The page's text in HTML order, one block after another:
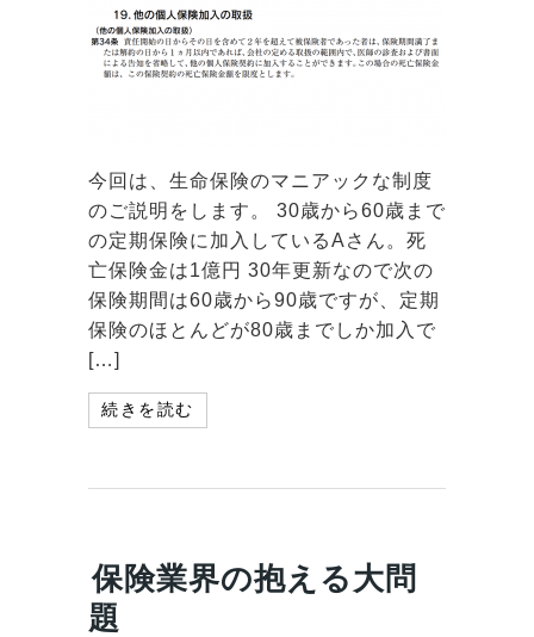
今回は、生命保険のマニアックな制度
のご説明をします。 30歳から60歳まで
の定期保険に加入しているAさん。死
亡保険金は1億円 30年更新なので次の
保険期間は60歳から90歳ですが、定期
保険のほとんどが80歳までしか加入で
[…]
続きを読む
保険業界の抱える大問
題